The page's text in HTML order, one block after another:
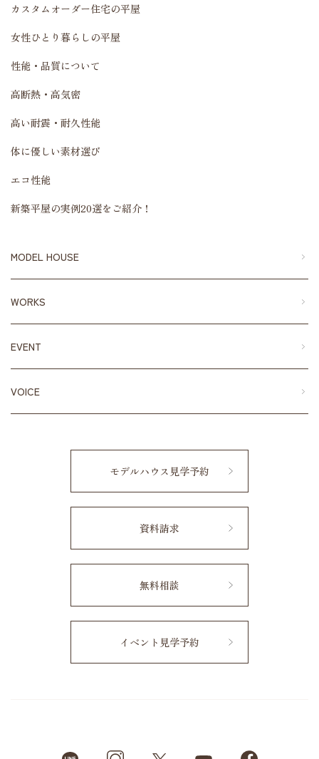
カスタムオーダー住宅の平屋
女性ひとり暮らしの平屋
性能・品質について
高断熱・高気密
高い耐震・耐久性能
体に優しい素材選び
エコ性能
新築平屋の実例20選をご紹介！
MODEL HOUSE
WORKS
EVENT
VOICE
モデルハウス見学予約
資料請求
無料相談
イベント見学予約